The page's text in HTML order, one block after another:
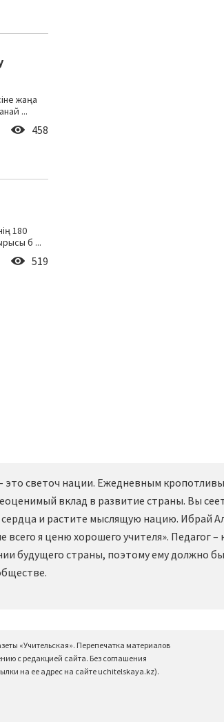
жаңа
...
458
180
б ...
519
это светоч нации. Ежедневным
вклад в развитие страны. Вы
и растите мыслящую нацию. Ибрай
всего я ценю хорошего учителя». Педагог –
будущего страны, поэтому ему должно
«Учительская». Перепечатка материалов
с редакцией сайта. Без соглашения
на ее адрес на сайте uchitelskaya.kz).